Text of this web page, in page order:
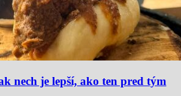
nech je lepší, ako ten pred tým